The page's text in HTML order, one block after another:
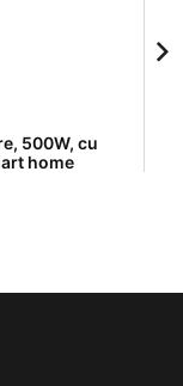
500W, cu
home